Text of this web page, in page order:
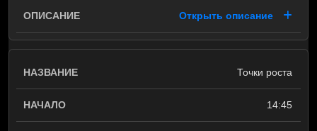
Открыть описание
Точки роста
14:45